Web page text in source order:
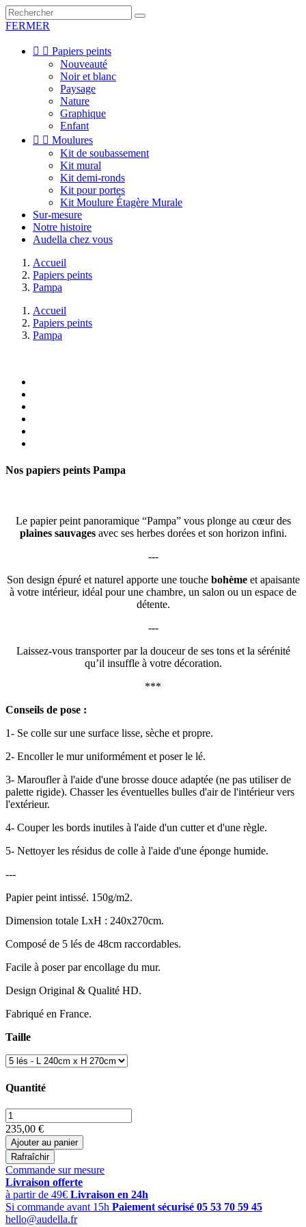
FERMER
  Papiers peints
Nouveauté
Noir et blanc
Paysage
Nature
Graphique
Enfant
  Moulures
Kit de soubassement
Kit mural
Kit demi-ronds
Kit pour portes
Kit Moulure Étagère Murale
Sur-mesure
Notre histoire
Audella chez vous
Accueil
Papiers peints
Pampa
Accueil
Papiers peints
Pampa
Nos papiers peints Pampa
Le papier peint panoramique “Pampa” vous plonge au cœur des
plaines sauvagesavec ses herbes dorées et son horizon infini.
---
Son design épuré et naturel apporte une touche bohèmeet apaisante
à votre intérieur, idéal pour une chambre, un salon ou un espace de
détente.
---
Laissez-vous transporter par la douceur de ses tons et la sérénité
qu’il insuffle à votre décoration.
***
Conseils de pose :
1- Se colle sur une surface lisse, sèche et propre.
2- Encoller le mur uniformément et poser le lé.
3- Maroufler à l'aide d'une brosse douce adaptée (ne pas utiliser de
palette rigide). Chasser les éventuelles bulles d'air de l'intérieur vers
l'extérieur.
4- Couper les bords inutiles à l'aide d'un cutter et d'une règle.
5- Nettoyer les résidus de colle à l'aide d'une éponge humide.
---
Papier peint intissé. 150g/m2.
Dimension totale LxH : 240x270cm.
Composé de 5 lés de 48cm raccordables.
Facile à poser par encollage du mur.
Design Original & Qualité HD.
Fabriqué en France.
Taille
Quantité
235,00 €
Ajouter au panier
Commande sur mesure
Livraison offerte
à partir de 49€ Livraison en 24h
Si commande avant 15h Paiement sécurisé 05 53 70 59 45
hello@audella.fr